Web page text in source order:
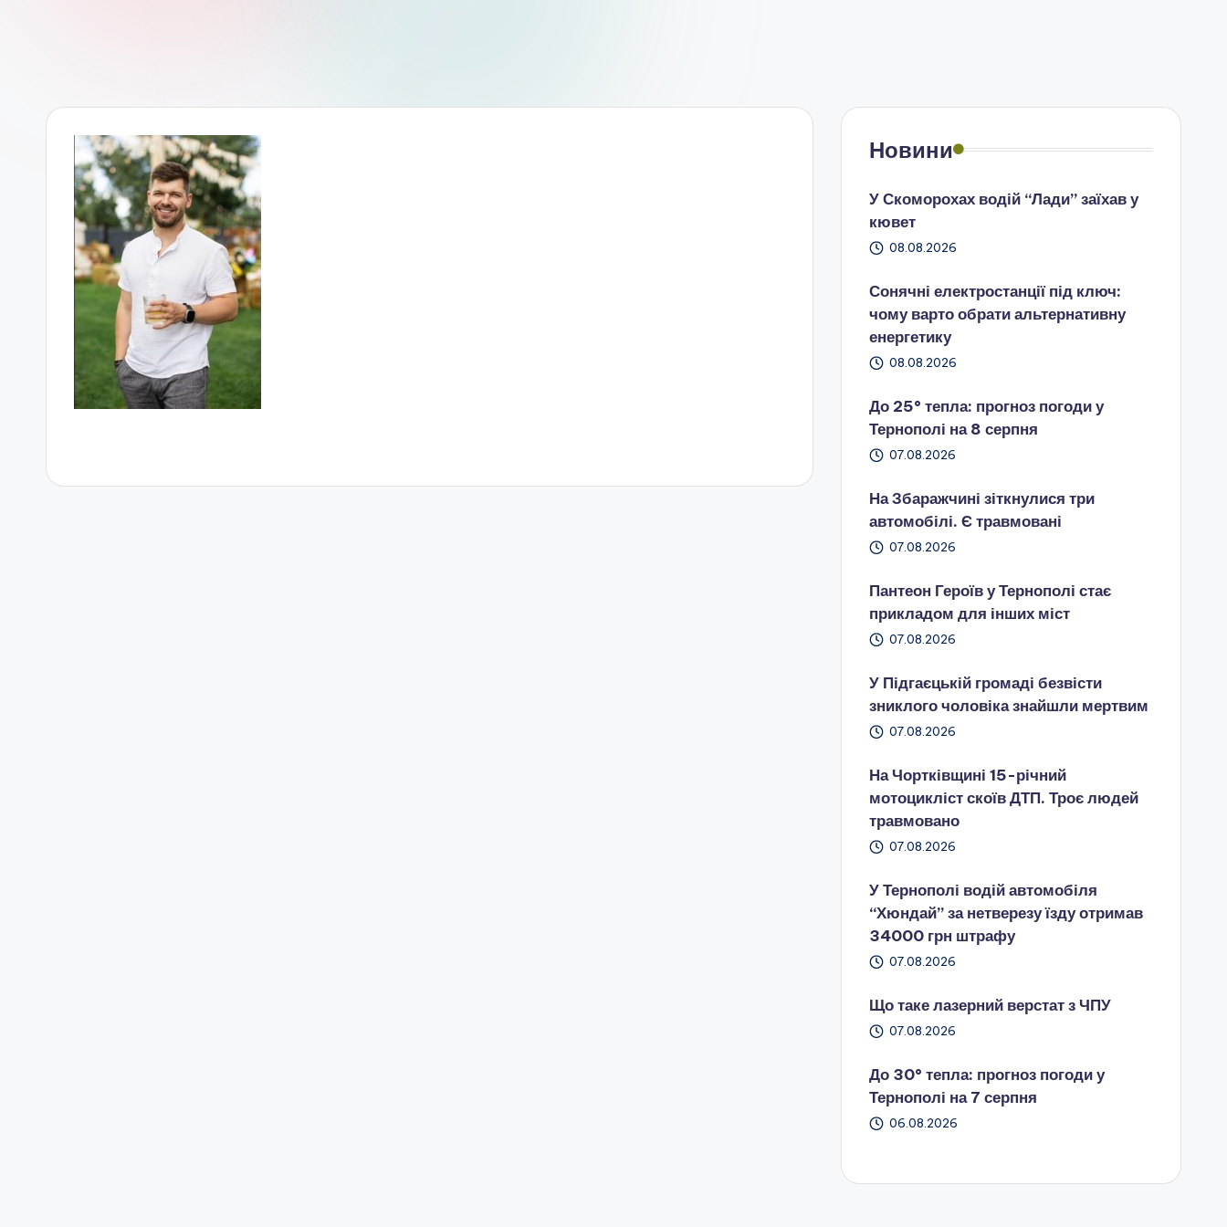
Новини
У Скоморохах водій “Лади” заїхав у
кювет
08.08.2026
Сонячні електростанції під ключ:
чому варто обрати альтернативну
енергетику
08.08.2026
До 25° тепла: прогноз погоди у
Тернополі на 8 серпня
07.08.2026
На Збаражчині зіткнулися три
автомобілі. Є травмовані
07.08.2026
Пантеон Героїв у Тернополі стає
прикладом для інших міст
07.08.2026
У Підгаєцькій громаді безвісти
зниклого чоловіка знайшли мертвим
07.08.2026
На Чортківщині 15-річний
мотоцикліст скоїв ДТП. Троє людей
травмовано
07.08.2026
У Тернополі водій автомобіля
“Хюндай” за нетверезу їзду отримав
34000 грн штрафу
07.08.2026
Що таке лазерний верстат з ЧПУ
07.08.2026
До 30° тепла: прогноз погоди у
Тернополі на 7 серпня
06.08.2026